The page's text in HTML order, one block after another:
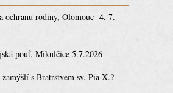
ochranu rodiny, Olomouc 4. 7.
pouť, Mikulčice 5.7.2026
s Bratrstvem sv. Pia X.?